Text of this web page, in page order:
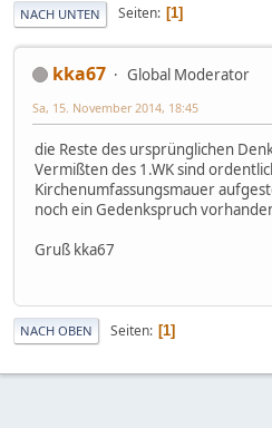
NACH UNTEN Seiten 1
kka67 Global Moderator
Sa, 15. November 2014, 18:45
die Reste des ursprünglichen
Vermißten des 1.WK sind
Kirchenumfassungsmauer
noch ein Gedenkspruch
Gruß kka67
NACH OBEN Seiten 1